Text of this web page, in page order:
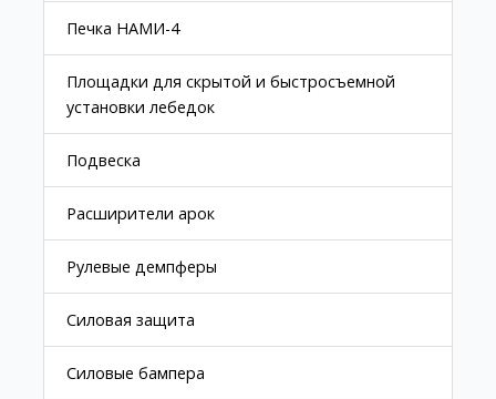
Печка НАМИ-4
Площадки для скрытой и быстросъемной
установки лебедок
Подвеска
Расширители арок
Рулевые демпферы
Силовая защита
Силовые бампера